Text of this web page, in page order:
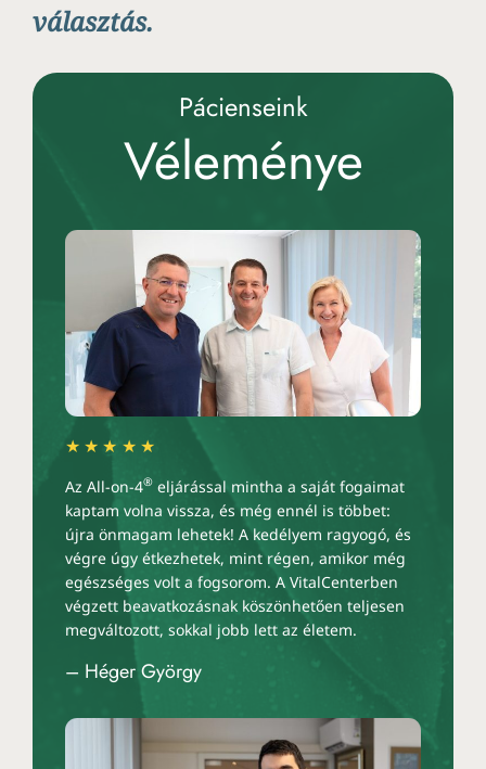
választás.
Pácienseink
Véleménye
★★★★★
Az All-on-4® eljárással mintha a saját fogaimat
kaptam volna vissza, és még ennél is többet:
újra önmagam lehetek! A kedélyem ragyogó, és
végre úgy étkezhetek, mint régen, amikor még
egészséges volt a fogsorom. A VitalCenterben
végzett beavatkozásnak köszönhetően teljesen
megváltozott, sokkal jobb lett az életem.
– Héger György